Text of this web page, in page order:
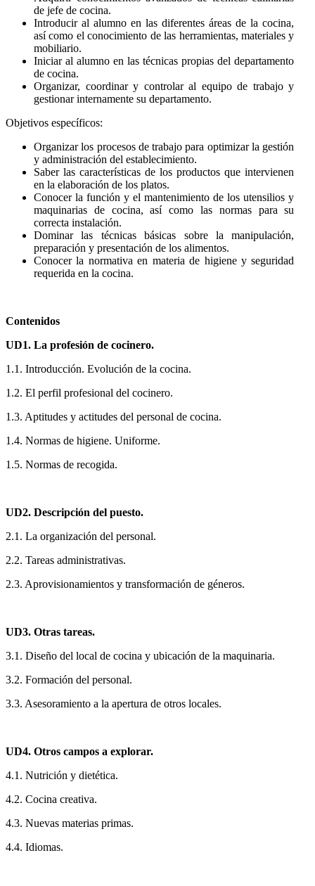
de jefe de cocina.
Introducir al alumno en las diferentes áreas de la cocina,
así como el conocimiento de las herramientas, materiales y
mobiliario.
Iniciar al alumno en las técnicas propias del departamento
de cocina.
Organizar, coordinar y controlar al equipo de trabajo y
gestionar internamente su departamento.
Objetivos específicos:
Organizar los procesos de trabajo para optimizar la gestión
y administración del establecimiento.
Saber las características de los productos que intervienen
en la elaboración de los platos.
Conocer la función y el mantenimiento de los utensilios y
maquinarias de cocina, así como las normas para su
correcta instalación.
Dominar las técnicas básicas sobre la manipulación,
preparación y presentación de los alimentos.
Conocer la normativa en materia de higiene y seguridad
requerida en la cocina.
Contenidos
UD1. La profesión de cocinero.
1.1. Introducción. Evolución de la cocina.
1.2. El perfil profesional del cocinero.
1.3. Aptitudes y actitudes del personal de cocina.
1.4. Normas de higiene. Uniforme.
1.5. Normas de recogida.
UD2. Descripción del puesto.
2.1. La organización del personal.
2.2. Tareas administrativas.
2.3. Aprovisionamientos y transformación de géneros.
UD3. Otras tareas.
3.1. Diseño del local de cocina y ubicación de la maquinaria.
3.2. Formación del personal.
3.3. Asesoramiento a la apertura de otros locales.
UD4. Otros campos a explorar.
4.1. Nutrición y dietética.
4.2. Cocina creativa.
4.3. Nuevas materias primas.
4.4. Idiomas.